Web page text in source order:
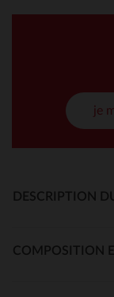
je
DESCRIPTION
COMPOSITION